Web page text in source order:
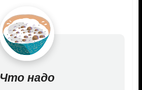
Что надо